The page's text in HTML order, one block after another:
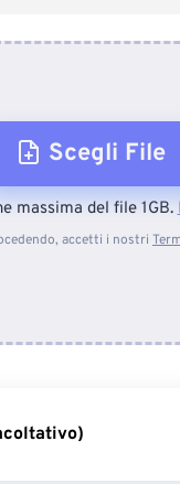
Scegli File
Dal
massima del file 1GB.
accetti i nostri